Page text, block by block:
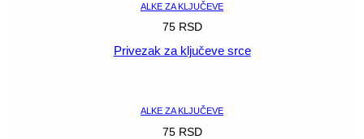
ALKE ZA KLJUČEVE
75 RSD
Privezak za ključeve srce
ALKE ZA KLJUČEVE
75 RSD